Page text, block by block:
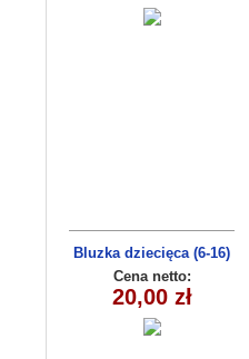
Bluzka dziecięca (6-16)
EAA0206
Cena netto:
20,00 zł